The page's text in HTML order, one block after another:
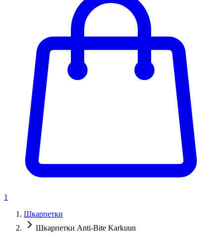
1
Шкарпетки
Шкарпетки Anti-Bite Karkuun